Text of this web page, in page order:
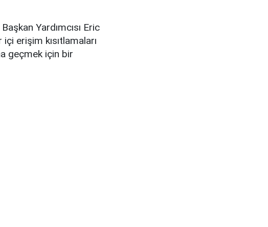
Yardımcısı Eric
erişim kısıtlamaları
geçmek için bir